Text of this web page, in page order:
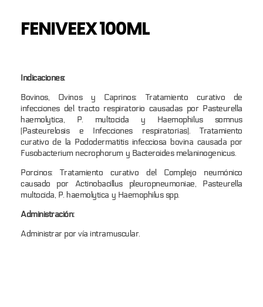
FENIVEEX 100ML
Indicaciones:
Bovinos, Ovinos y Caprinos: Tratamiento curativo de
infecciones del tracto respiratorio causadas por Pasteurella
haemolytica, P. multocida y Haemophilus somnus
(Pasteurelosis e Infecciones respiratorias). Tratamiento
curativo de la Pododermatitis infecciosa bovina causada por
Fusobacterium necrophorum y Bacteroides melaninogenicus.
Porcinos: Tratamiento curativo del Complejo neumónico
causado por Actinobacillus pleuropneumoniae, Pasteurella
multocida, P. haemolytica y Haemophilus spp.
Administración:
Administrar por vía intramuscular.